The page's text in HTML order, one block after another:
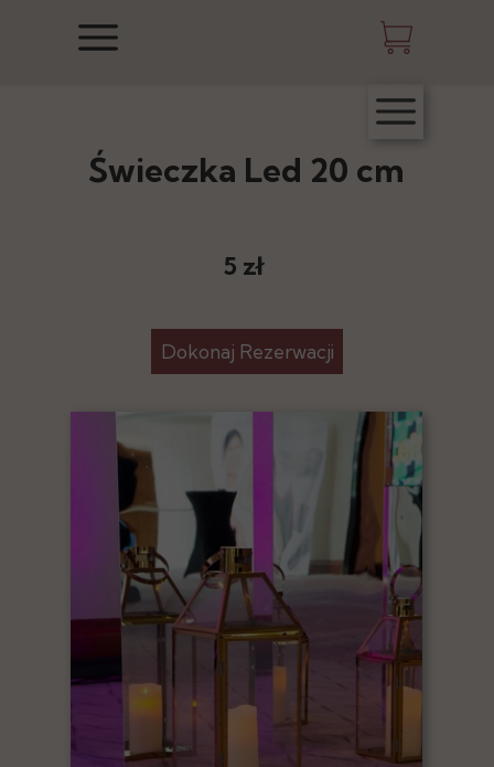
Świeczka Led 20 cm
5 zł
Dokonaj Rezerwacji